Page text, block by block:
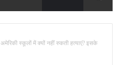
अमेरिकी स्कूलों में क्यों नहीं रुकती हत्याएं? इसके